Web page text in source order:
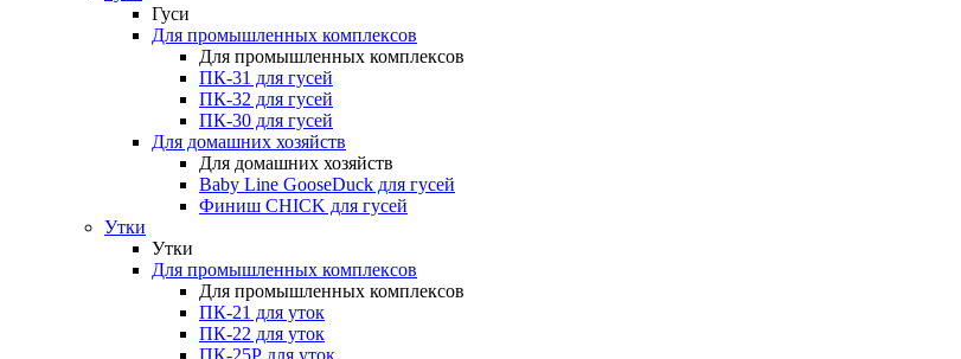
Гуси
Для промышленных комплексов
Для промышленных комплексов
ПК-31 для гусей
ПК-32 для гусей
ПК-30 для гусей
Для домашних хозяйств
Для домашних хозяйств
Baby Line GooseDuck для гусей
Финиш CHICK для гусей
Утки
Утки
Для промышленных комплексов
Для промышленных комплексов
ПК-21 для уток
ПК-22 для уток
ПК-25Р для уток